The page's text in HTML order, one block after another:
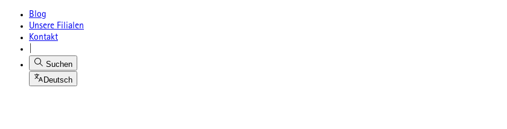
Blog
Unsere Filialen
Kontakt
Suchen
Deutsch